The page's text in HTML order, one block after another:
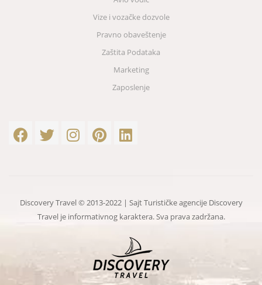
Vize i vozačke dozvole
Pravno obaveštenje
Zaštita Podataka
Marketing
Zaposlenje
Discovery Travel © 2013-2022 | Sajt Turističke agencije Discovery
Travel je informativnog karaktera. Sva prava zadržana.